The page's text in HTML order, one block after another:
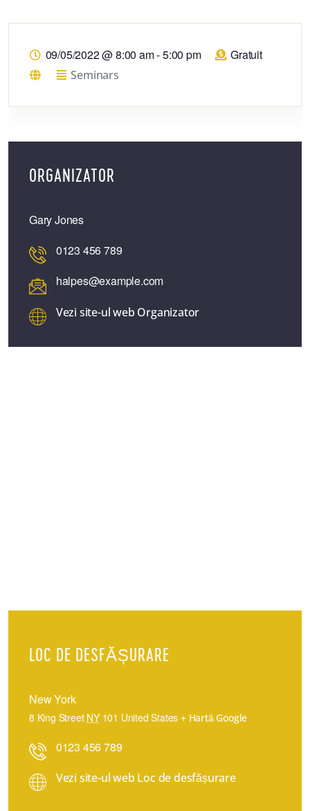
09/05/2022@8:00 am - 5:00 pm Gratuit
Seminars
ORGANIZATOR
Gary Jones
0123 456 789
halpes@example.com
Vezi site-ul web Organizator
LOC DE DESFĂȘURARE
New York
8 King Street NY 101 United States + Hartă Google
0123 456 789
Vezi site-ul web Loc de desfășurare